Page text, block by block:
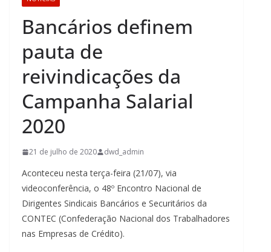
Bancários definem
pauta de
reivindicações da
Campanha Salarial
2020
21 de julho de 2020 dwd_admin
Aconteceu nesta terça-feira (21/07), via
videoconferência, o 48º Encontro Nacional de
Dirigentes Sindicais Bancários e Securitários da
CONTEC (Confederação Nacional dos Trabalhadores
nas Empresas de Crédito).